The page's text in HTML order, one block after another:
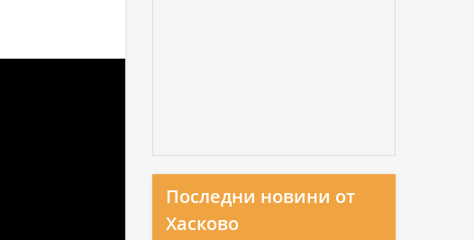
Последни новини от
Хасково